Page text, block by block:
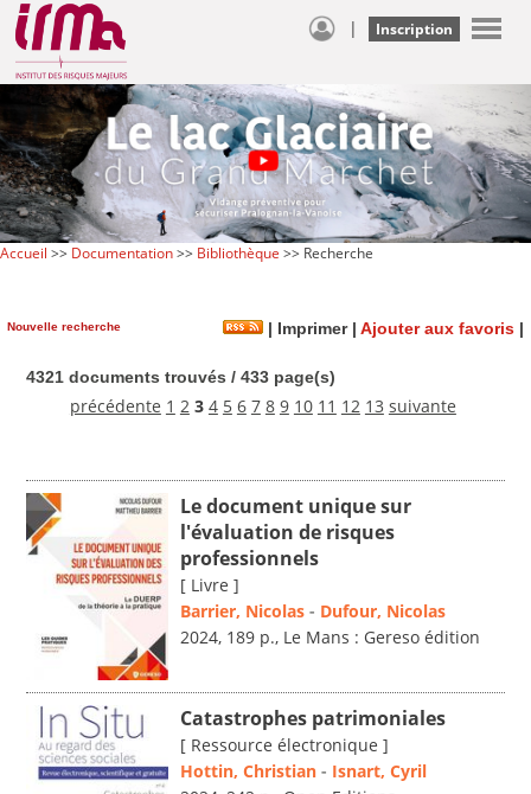
| Inscription
Accueil >> Documentation>> Bibliothèque >> Recherche
Nouvelle recherche | Imprimer| Ajouter aux favoris |
4321 documents trouvés / 433 page(s)
précédente 1 2 3 4 5 6 7 8 9 10 11 12 13 suivante
Le document unique sur
l'évaluation de risques
professionnels
[ Livre ]
Barrier, Nicolas - Dufour, Nicolas
2024, 189 p., Le Mans : Gereso édition
Catastrophes patrimoniales
[ Ressource électronique ]
Hottin, Christian - Isnart, Cyril